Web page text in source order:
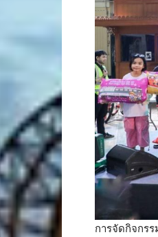
การจัดกิจกรร